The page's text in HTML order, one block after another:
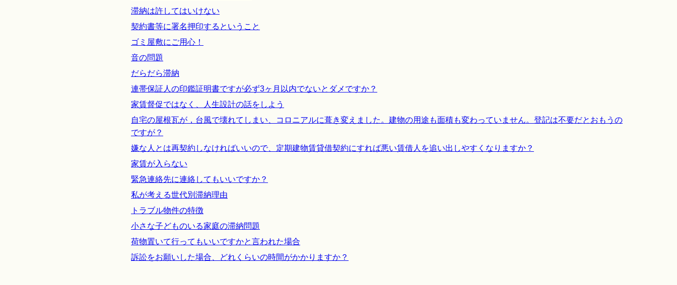
滞納は許してはいけない
契約書等に署名押印するということ
ゴミ屋敷にご用心！
音の問題
だらだら滞納
連帯保証人の印鑑証明書ですが必ず3ヶ月以内でないとダメですか？
家賃督促ではなく、人生設計の話をしよう
自宅の屋根瓦が，台風で壊れてしまい、コロニアルに葺き変えました。建物の用途も面積も変わっていません。登記は不要だとおもうの
ですが？
嫌な人とは再契約しなければいいので、定期建物賃貸借契約にすれば悪い賃借人を追い出しやすくなりますか？
家賃が入らない
緊急連絡先に連絡してもいいですか？
私が考える世代別滞納理由
トラブル物件の特徴
小さな子どものいる家庭の滞納問題
荷物置いて行ってもいいですかと言われた場合
訴訟をお願いした場合、どれくらいの時間がかかりますか？